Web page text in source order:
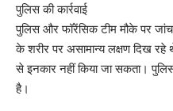
पुलिस की कार्रवाई
पुलिस और फॉरेंसिक टीम मौके पर
के शरीर पर असामान्य लक्षण दिख रहे
से इनकार नहीं किया जा सकता।
है।